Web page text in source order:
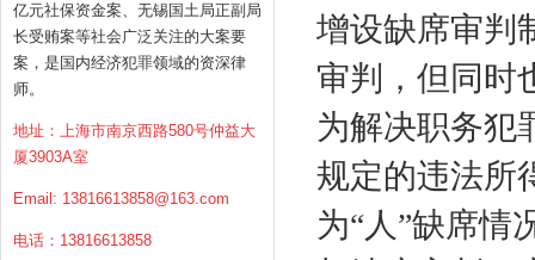
亿元社保资金案、无锡国土局正副局
长受贿案等社会广泛关注的大案要
案，是国内经济犯罪领域的资深律
师。
地址：上海市南京西路580号仲益大
厦3903A室
Email: 13816613858@163.com
电话：13816613858
增设缺席审判
审判，但同时
为解决职务犯
规定的违法所
为“人”缺席情